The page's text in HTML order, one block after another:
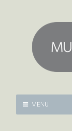
MENU